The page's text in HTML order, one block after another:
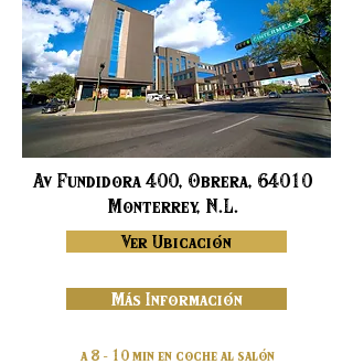
Av Fundidora 400, Obrera, 64010
Monterrey, N.L.
Ver Ubicación
Más Información
a 8 - 10 min en coche al salón